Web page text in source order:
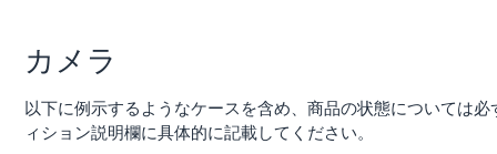
カメラ
以下に例示するようなケースを含め、商品の状態については必
ィション説明欄に具体的に記載してください。